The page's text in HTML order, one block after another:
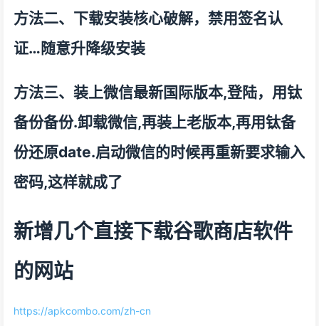
方法二、下载安装核心破解，禁用签名认
证…随意升降级安装
方法三、装上微信最新国际版本,登陆，用钛
备份备份.卸载微信,再装上老版本,再用钛备
份还原date.启动微信的时候再重新要求输入
密码,这样就成了
新增几个直接下载谷歌商店软件
的网站
https://apkcombo.com/zh-cn